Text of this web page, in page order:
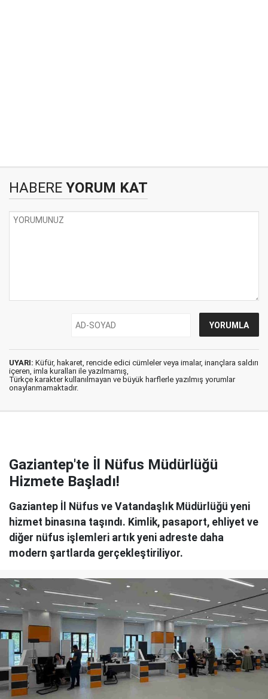
HABERE YORUM KAT
UYARI: Küfür, hakaret, rencide edici cümleler veya imalar, inançlara saldırı
içeren, imla kuralları ile yazılmamış,
Türkçe karakter kullanılmayan ve büyük harflerle yazılmış yorumlar
onaylanmamaktadır.
Gaziantep'te İl Nüfus Müdürlüğü
Hizmete Başladı!
Gaziantep İl Nüfus ve Vatandaşlık Müdürlüğü yeni
hizmet binasına taşındı. Kimlik, pasaport, ehliyet ve
diğer nüfus işlemleri artık yeni adreste daha
modern şartlarda gerçekleştiriliyor.